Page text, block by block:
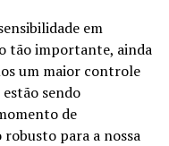
em
tão importante, ainda
um maior controle
sendo
de
para a nossa